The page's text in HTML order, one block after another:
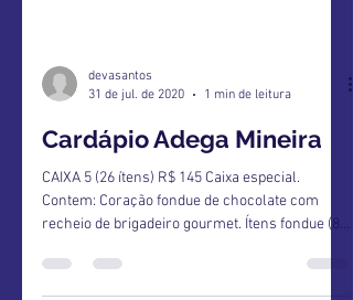
devasantos
31 de jul. de 2020
1 min de leitura
Cardápio Adega Mineira
Contem: Coração fondue de chocolate com